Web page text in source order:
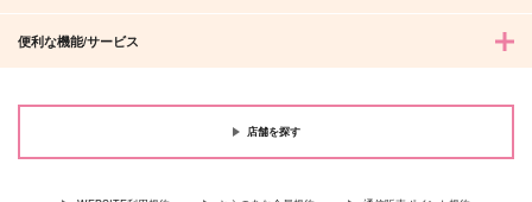
便利な機能/サービス
店舗を探す